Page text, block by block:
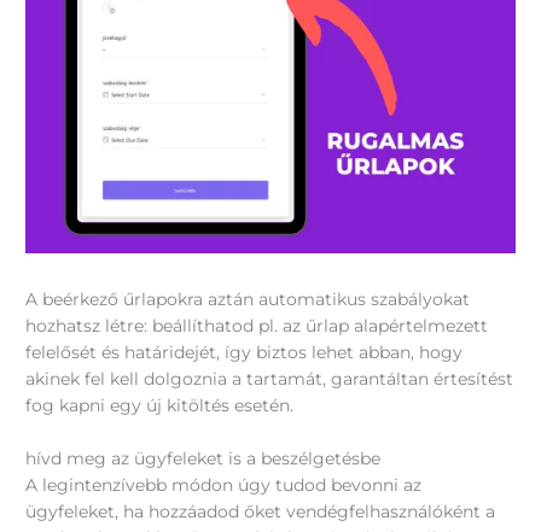
A beérkező űrlapokra aztán automatikus szabályokat
hozhatsz létre: beállíthatod pl. az űrlap alapértelmezett
felelősét és határidejét, így biztos lehet abban, hogy
akinek fel kell dolgoznia a tartamát, garantáltan értesítést
fog kapni egy új kitöltés esetén.
hívd meg az ügyfeleket is a beszélgetésbe
A legintenzívebb módon úgy tudod bevonni az
ügyfeleket, ha hozzáadod őket vendégfelhasználóként a